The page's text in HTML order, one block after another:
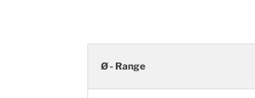
Ø - Range